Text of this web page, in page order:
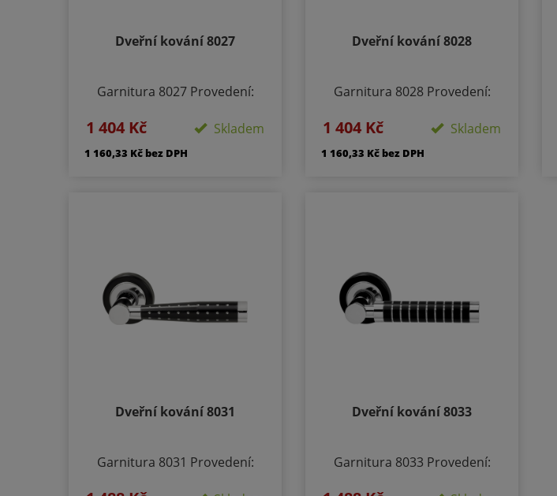
Dveřní kování 8027
Garnitura 8027 Provedení:
klika/klika otvor pro dozický
cylindrickou vložku WC
1 404 Kč Skladem
1 160,33 Kč bez DPH
Dveřní kování 8028
Garnitura 8028 Provedení:
klika/klika otvor pro dozický
cylindrickou vložku WC
1 404 Kč Skladem
1 160,33 Kč bez DPH
Dveřní kování 8031
Garnitura 8031 Provedení:
Dveřní kování 8033
Garnitura 8033 Provedení: